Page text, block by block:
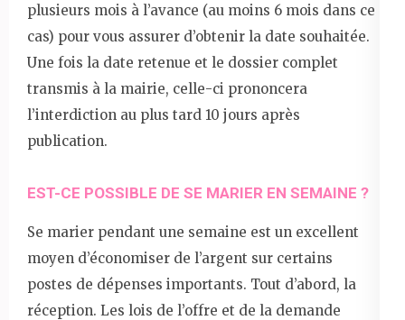
plusieurs mois à l’avance (au moins 6 mois dans ce
cas) pour vous assurer d’obtenir la date souhaitée.
Une fois la date retenue et le dossier complet
transmis à la mairie, celle-ci prononcera
l’interdiction au plus tard 10 jours après
publication.
EST-CE POSSIBLE DE SE MARIER EN SEMAINE ?
Se marier pendant une semaine est un excellent
moyen d’économiser de l’argent sur certains
postes de dépenses importants. Tout d’abord, la
réception. Les lois de l’offre et de la demande